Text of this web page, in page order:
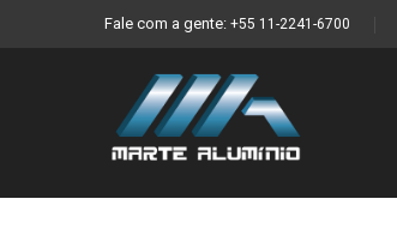
Fale com a gente: +55 11-2241-6700